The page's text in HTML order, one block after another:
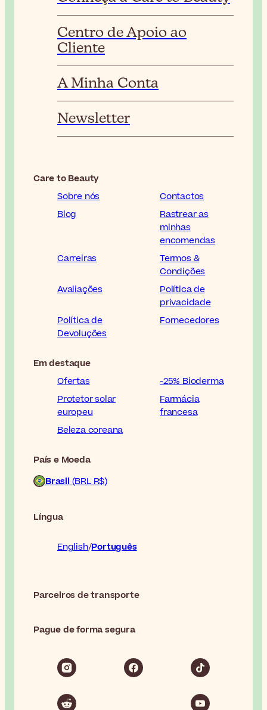
Centro de Apoio ao
Cliente
A Minha Conta
Newsletter
Care to Beauty
Sobre nós
Contactos
Blog
Rastrear as
minhas
encomendas
Carreiras
Termos &
Condições
Avaliações
Política de
privacidade
Política de
Devoluções
Fornecedores
Em destaque
Ofertas
-25% Bioderma
Protetor solar
europeu
Farmácia
francesa
Beleza coreana
País e Moeda
Brasil (BRL R$)
Língua
English Português
Parceiros de transporte
Pague de forma segura